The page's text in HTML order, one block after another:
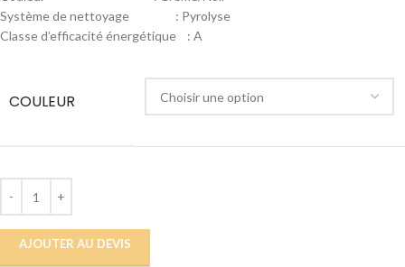
Système de nettoyage : Pyrolyse
Classe d’efficacité énergétique : A
COULEUR
AJOUTER AU DEVIS